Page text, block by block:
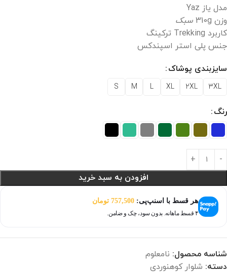
مدل یاز Yaz
وزن 310g
سبک
کاربرد Trekking ترکینگ
جنس پلی‌ استر اسپندکس
سایزبندی پوشاک
3XL
2XL
XL
L
M
S
رنگ
افزودن به سبد خرید
هر قسط با اسنپ‌پی: 757,500 تومان
۴ قسط ماهانه. بدون سود، چک و ضامن.
شناسه محصول: نامعلوم
دسته: شلوار کوهنوردی